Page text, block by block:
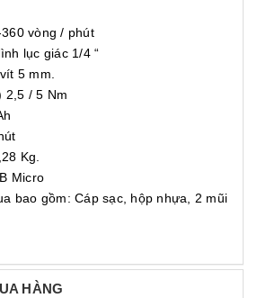
vòng / phút
lục giác 1/4 “
5 mm.
2,5 / 5 Nm
Kg.
Micro
bao gồm: Cáp sạc, hộp nhựa, 2 mũi
HÀNG